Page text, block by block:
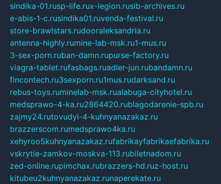
sindika-01.rusp-life.rux-legion.rusib-archives.ru
e-abis-1-c.rusindika01.ruvenda-festival.ru
store-brawlstars.rudooraleksandria.ru
antenna-highly.rumine-lab-msk.ru1-mus.ru
3-sex-porn.ruban-damn.rupurse-factory.ru
viagra-tablet.rufasbags.ruadler-jun.rubandamn.ru
fincontech.ru3sexporn.ru1mus.rudarksand.ru
rebus-toys.ruminelab-msk.rualabuga-cityhotel.ru
medsprawo-4-ka.ru2864420.rublagodarenie-spb.ru
zajmy24.rutovudyi-4-kuhnyanazakaz.ru
brazzerscom.rumedsprawo4ka.ru
xehyroo5kuhnyanazakaz.rufabrikayfabrikaefabrika.ru
vskrytie-zamkov-moskva-113.rubiletnadom.ru
zed-online.rupimchax.rubrazzers-hd.ruz-host.ru
kitubeu2kuhnyanazakaz.runaperekate.ru